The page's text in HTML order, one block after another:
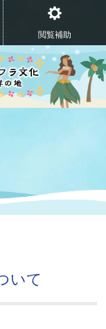
閲覧補助
いて